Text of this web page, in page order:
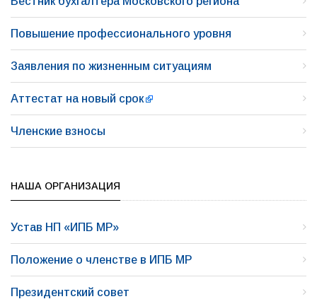
Повышение профессионального уровня
Заявления по жизненным ситуациям
Аттестат на новый срок
Членские взносы
НАША ОРГАНИЗАЦИЯ
Устав НП «ИПБ МР»
Положение о членстве в ИПБ МР
Президентский совет